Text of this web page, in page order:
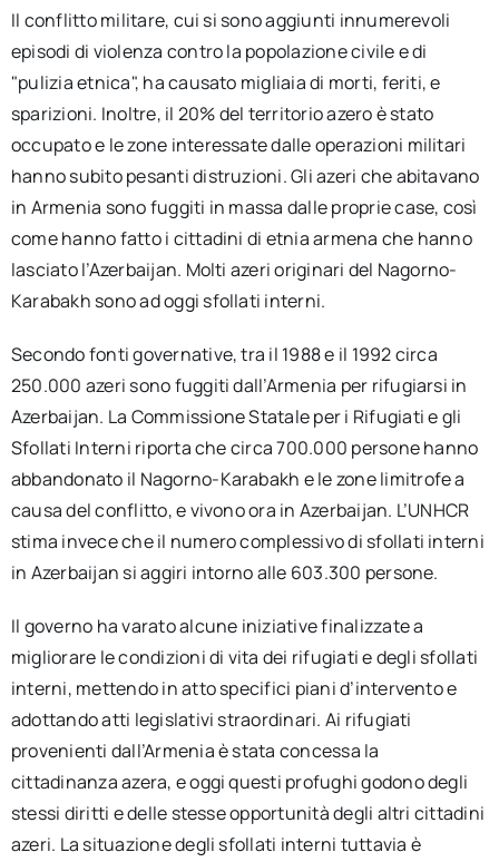
Il conflitto militare, cui si sono aggiunti innumerevoli
episodi di violenza contro la popolazione civile e di
"pulizia etnica", ha causato migliaia di morti, feriti, e
sparizioni. Inoltre, il 20% del territorio azero è stato
occupato e le zone interessate dalle operazioni militari
hanno subito pesanti distruzioni. Gli azeri che abitavano
in Armenia sono fuggiti in massa dalle proprie case, così
come hanno fatto i cittadini di etnia armena che hanno
lasciato l’Azerbaijan. Molti azeri originari del Nagorno-
Karabakh sono ad oggi sfollati interni.
Secondo fonti governative, tra il 1988 e il 1992 circa
250.000 azeri sono fuggiti dall’Armenia per rifugiarsi in
Azerbaijan. La Commissione Statale per i Rifugiati e gli
Sfollati Interni riporta che circa 700.000 persone hanno
abbandonato il Nagorno-Karabakh e le zone limitrofe a
causa del conflitto, e vivono ora in Azerbaijan. L’UNHCR
stima invece che il numero complessivo di sfollati interni
in Azerbaijan si aggiri intorno alle 603.300 persone.
Il governo ha varato alcune iniziative finalizzate a
migliorare le condizioni di vita dei rifugiati e degli sfollati
interni, mettendo in atto specifici piani d’intervento e
adottando atti legislativi straordinari. Ai rifugiati
provenienti dall’Armenia è stata concessa la
cittadinanza azera, e oggi questi profughi godono degli
stessi diritti e delle stesse opportunità degli altri cittadini
azeri. La situazione degli sfollati interni tuttavia è